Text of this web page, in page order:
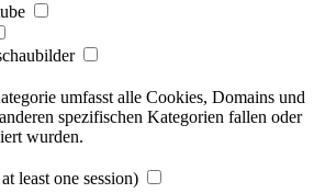
umfasst alle Cookies, Domains und
spezifischen Kategorien fallen oder
wurden.
least one session)